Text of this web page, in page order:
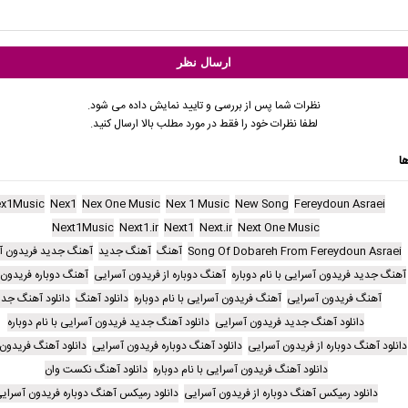
نظرات شما پس از بررسی و تایید نمایش داده می شود.
لطفا نظرات خود را فقط در مورد مطلب بالا ارسال کنید.
Fereydoun Asraei
New Song
Nex 1 Music
Nex One Music
Nex1
Next One Music
Next.ir
Next1
Next1.ir
Next1Music
Song Of Dobareh From Fereydoun Asraei آهنگ آهنگ جدید آهنگ جدید فریدون
آهنگ جدید فریدون آسرایی با نام دوباره آهنگ دوباره از فریدون آسرایی آهنگ دوباره
آهنگ فریدون آسرایی آهنگ فریدون آسرایی با نام دوباره دانلود آهنگ دانلود آهنگ
دانلود آهنگ جدید فریدون آسرایی دانلود آهنگ جدید فریدون آسرایی با نام دوباره
دانلود آهنگ دوباره از فریدون آسرایی دانلود آهنگ دوباره فریدون آسرایی دانلود آهنگ
دانلود آهنگ فریدون آسرایی با نام دوباره دانلود آهنگ نکست وان
دانلود رمیکس آهنگ دوباره از فریدون آسرایی دانلود رمیکس آهنگ دوباره فریدون